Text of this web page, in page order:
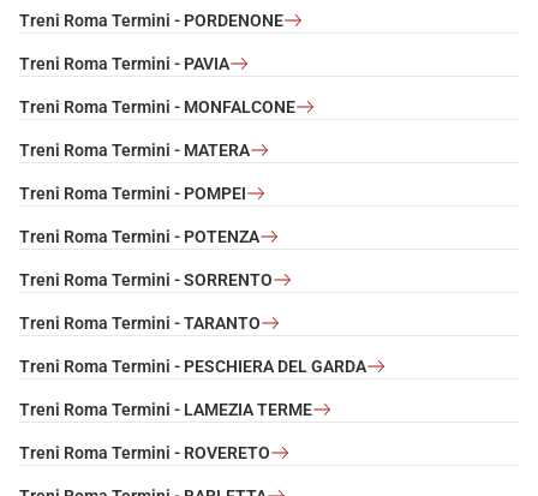
Treni Roma Termini - PORDENONE
Treni Roma Termini - PAVIA
Treni Roma Termini - MONFALCONE
Treni Roma Termini - MATERA
Treni Roma Termini - POMPEI
Treni Roma Termini - POTENZA
Treni Roma Termini - SORRENTO
Treni Roma Termini - TARANTO
Treni Roma Termini - PESCHIERA DEL GARDA
Treni Roma Termini - LAMEZIA TERME
Treni Roma Termini - ROVERETO